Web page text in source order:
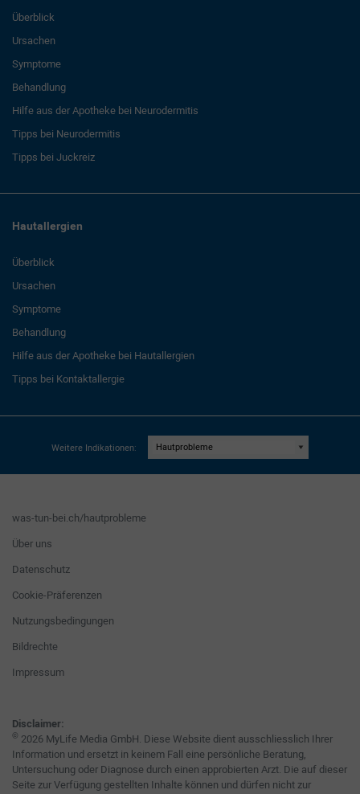
Überblick
Ursachen
Symptome
Behandlung
Hilfe aus der Apotheke bei Neurodermitis
Tipps bei Neurodermitis
Tipps bei Juckreiz
Hautallergien
Überblick
Ursachen
Symptome
Behandlung
Hilfe aus der Apotheke bei Hautallergien
Tipps bei Kontaktallergie
Weitere Indikationen:
was-tun-bei.ch/hautprobleme
Über uns
Datenschutz
Cookie-Präferenzen
Nutzungsbedingungen
Bildrechte
Impressum
Disclaimer:
© 2026 MyLife Media GmbH. Diese Website dient ausschliesslich Ihrer
Information und ersetzt in keinem Fall eine persönliche Beratung,
Untersuchung oder Diagnose durch einen approbierten Arzt. Die auf dieser
Seite zur Verfügung gestellten Inhalte können und dürfen nicht zur